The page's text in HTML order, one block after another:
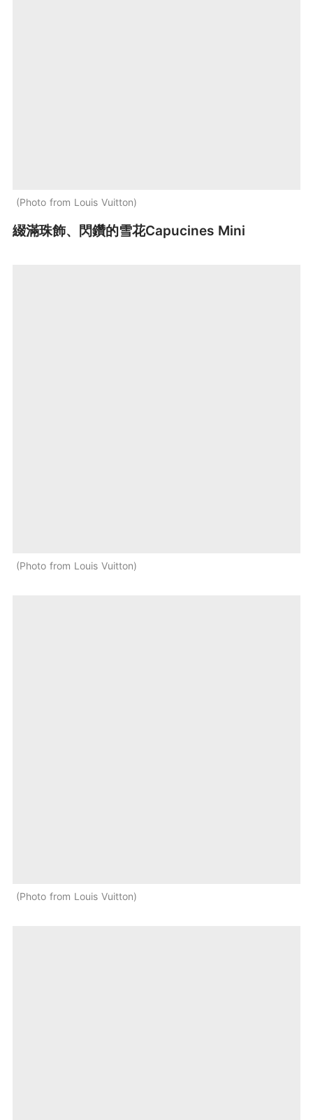
Photo from Louis Vuitton
綴滿珠飾、閃鑽的雪花Capucines Mini
Photo from Louis Vuitton
Photo from Louis Vuitton